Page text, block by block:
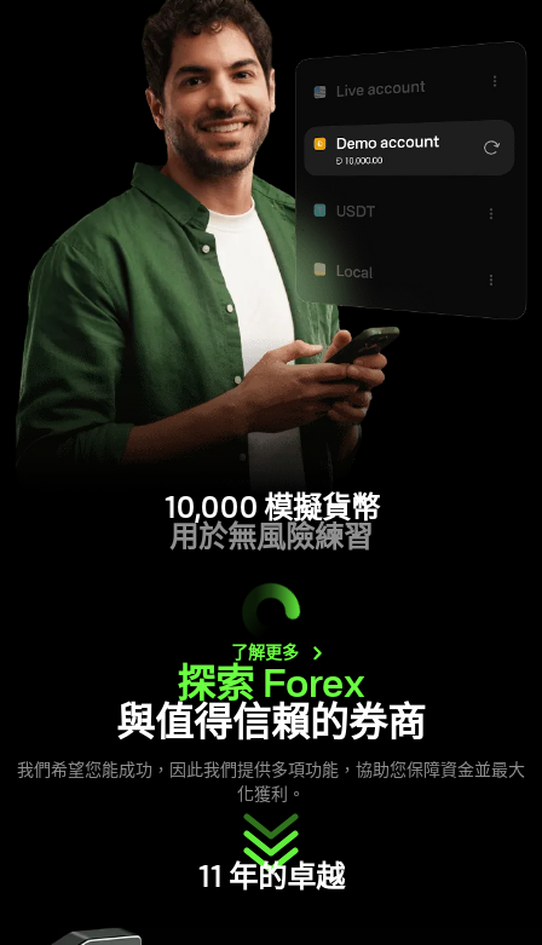
10,000 模擬貨幣
用於無風險練習
了解更多
探索 Forex
與值得信賴的券商
我們希望您能成功，因此我們提供多項功能，協助您保障資金並最大
化獲利。
11 年的卓越